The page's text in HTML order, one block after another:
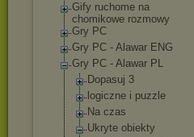
Gify ruchome na
chomikowe rozmowy
Gry PC
Gry PC - Alawar ENG
Gry PC - Alawar PL
Dopasuj 3
logiczne i puzzle
Na czas
Ukryte obiekty